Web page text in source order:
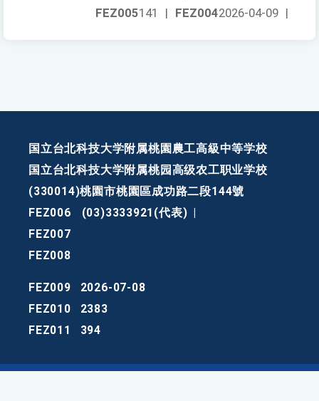
FEZ0042026-04-09 |
FEZ005141 |
国立台北科技大学附属桃園農工高級中等学校
国立台北科技大学附属桃园高级农工职业学校
(330014)桃園市桃園區成功路二段144號
FEZ006
(03)3333921(代表)
FEZ007
FEZ008
FEZ009
2026-07-08
FEZ010
2383
FEZ011
394